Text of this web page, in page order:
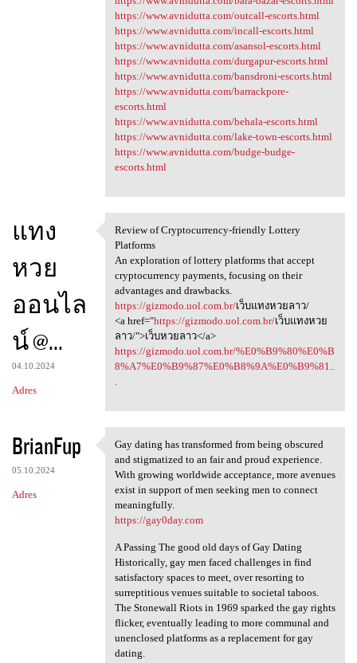
https://www.avnidutta.com/outcall-escorts.html
https://www.avnidutta.com/incall-escorts.html
https://www.avnidutta.com/asansol-escorts.html
https://www.avnidutta.com/durgapur-escorts.html
https://www.avnidutta.com/bansdroni-escorts.html
https://www.avnidutta.com/barrackpore-
escorts.html
https://www.avnidutta.com/behala-escorts.html
https://www.avnidutta.com/lake-town-escorts.html
https://www.avnidutta.com/budge-budge-
escorts.html
แทง
หวย
ออนไล
น์ @...
04.10.2024
Adres
Review of Cryptocurrency
Review of Cryptocurrency-friendly Lottery
Platforms
An exploration of lottery platforms that accept
cryptocurrency payments, focusing on their
advantages and drawbacks.
https://gizmodo.uol.com.br/เว็บแทงหวยลาว/
<a href="https://gizmodo.uol.com.br/เว็บแทงหวย
ลาว/">เว็บหวยลาว</a>
https://gizmodo.uol.com.br/%E0%B9%80%E0%B
8%A7%E0%B9%87%E0%B8%9A%E0%B9%81..
.
BrianFup
05.10.2024
Adres
Gay dating has transformed
Gay dating has transformed from being obscured
and stigmatized to an fair and proud experience.
With growing worldwide acceptance, more avenues
exist in support of men seeking men to connect
meaningfully.
https://gay0day.com
A Passing The good old days of Gay Dating
Historically, gay men faced challenges in find
satisfactory spaces to meet, over resorting to
surreptitious venues suitable to societal taboos.
The Stonewall Riots in 1969 sparked the gay rights
flicker, eventually leading to more communal and
unenclosed platforms as a replacement for gay
dating.